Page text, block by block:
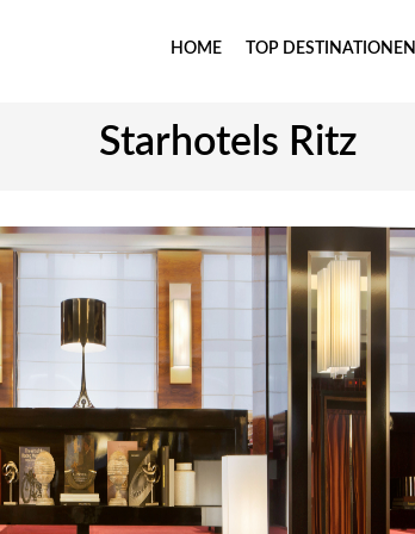
HOME TOP DESTINATIONEN
Starhotels Ritz